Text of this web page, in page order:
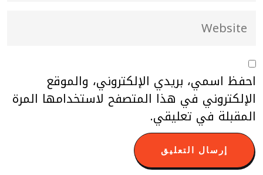
احفظ اسمي، بريدي الإلكتروني، والموقع
الإلكتروني في هذا المتصفح لاستخدامها المرة
المقبلة في تعليقي.